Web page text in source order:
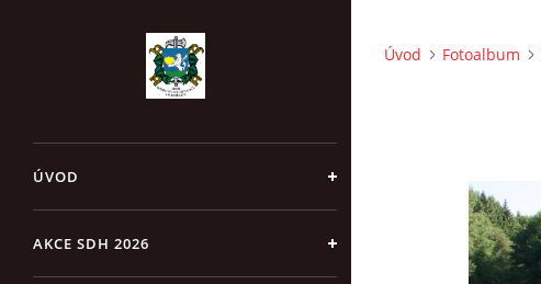
ÚVOD
AKCE SDH 2026
Úvod Fotoalbum